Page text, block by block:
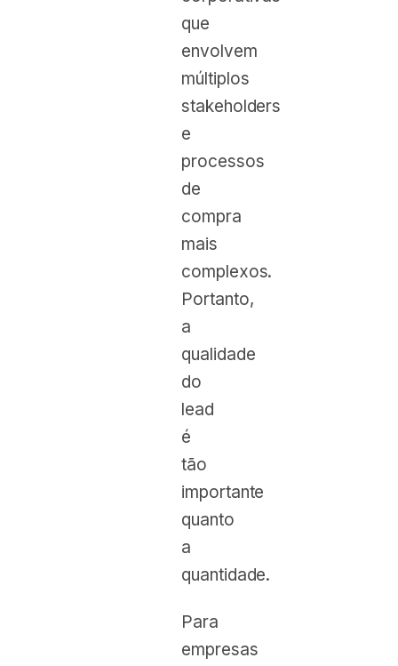
que
envolvem
múltiplos
stakeholders
e
processos
de
compra
mais
complexos.
Portanto,
a
qualidade
do
lead
é
tão
importante
quanto
a
quantidade.
Para
empresas